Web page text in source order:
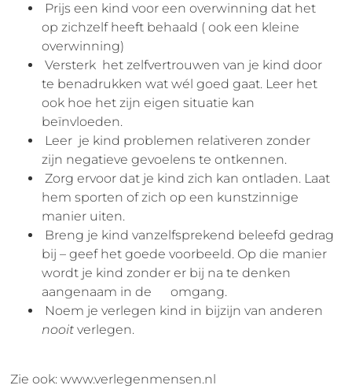
Prijs een kind voor een overwinning dat het
op zichzelf heeft behaald ( ook een kleine
overwinning)
Versterk het zelfvertrouwen van je kind door
te benadrukken wat wél goed gaat. Leer het
ook hoe het zijn eigen situatie kan
beïnvloeden.
Leer je kind problemen relativeren zonder
zijn negatieve gevoelens te ontkennen.
Zorg ervoor dat je kind zich kan ontladen. Laat
hem sporten of zich op een kunstzinnige
manier uiten.
Breng je kind vanzelfsprekend beleefd gedrag
bij – geef het goede voorbeeld. Op die manier
wordt je kind zonder er bij na te denken
aangenaam in de omgang.
Noem je verlegen kind in bijzijn van anderen
nooit verlegen.
Zie ook: www.verlegenmensen.nl